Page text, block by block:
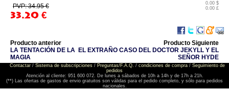
PVP: 34.95 €
33.20 €
0.00 $
0.00 £
Producto anterior
LA TENTACIÓN DE LA
MAGIA
Producto Siguiente
EL EXTRAÑO CASO DEL DOCTOR JEKYLL Y EL
SEÑOR HYDE
Contactar/ Sistema de subscripciones/ Preguntas/F.A.Q. / condiciones de compra/ Seguimiento de
pedidos
Atención al cliente: 951 600 072. De lunes a sábados de 10h a 14h y de 17h a 21h.
(**) Las ofertas de gastos de envio gratuitos son válidas para el pedido completo, y sólo para pedidos
nacionales.